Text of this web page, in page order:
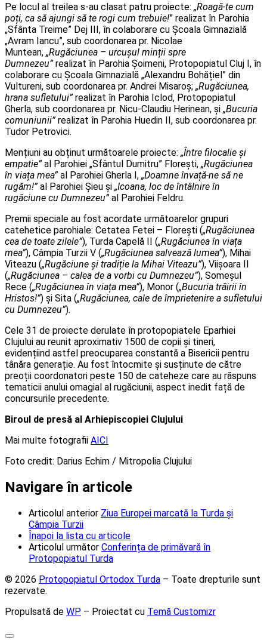
Pe locul al treilea s-au clasat patru proiecte: „Roagă-te cum
poți, ca să ajungi să te rogi cum trebuie!” realizat în Parohia
„Sfânta Treime” Dej III, în colaborare cu Școala Gimnazială
„Avram Iancu”, sub coordonarea pr. Nicolae
Muntean, „Rugăciunea – urcușul minții spre
Dumnezeu”realizat în Parohia Șoimeni, Protopopiatul Cluj I, în
colaborare cu Școala Gimnazială „Alexandru Bohățiel” din
Vultureni, sub coordonarea pr. Andrei Misaroș; „Rugăciunea,
hrana sufletului”realizat în Parohia Iclod, Protopopiatul
Gherla, sub coordonarea pr. Nicu-Claudiu Herinean, și „Bucuria
comuniunii”realizat în Parohia Huedin II, sub coordonarea pr.
Tudor Petrovici.
Mențiuni au obținut următoarele proiecte: „Între filocalie și
empatie”al Parohiei „Sfântul Dumitru” Florești, „Rugăciunea
în viața mea”al Parohiei Gherla I, „Doamne învață-ne să ne
rugăm!”al Parohiei Șieu și „Icoana, loc de întâlnire în
rugăciune cu Dumnezeu”al Parohiei Feldru.
Premii speciale au fost acordate următoarelor grupuri
catehetice parohiale: Cetatea Fetei – Florești („Rugăciunea
cea de toate zilele”), Turda Capelă II („Rugăciunea în viața
mea”), Câmpia Turzii V („Rugăciunea salvează lumea”), Mihai
Viteazu („Rugăciune și tradiție la Mihai Viteazu”), Viișoara II
(„Rugăciunea – calea de a vorbi cu Dumnezeu”), Someșul
Rece („Rugăciunea în viața mea”), Monor („Bucuria trăirii în
Hristos!”) și Sita („Rugăciunea, cale de împrietenire a sufletului
cu Dumnezeu”).
Cele 31 de proiecte derulate în protopopiatele Eparhiei
Clujului au reunit aproximativ 1500 de copii și tineri,
evidențiind astfel preocuparea constantă a Bisericii pentru
tânăra generație. Au fost întocmite și susținute de către
preoții coordonatori peste 150 de cateheze care au răspuns
tematicii anului omagial al rugăciunii, aspect inedit față de
concursurile precedente.
Biroul de presă al Arhiepiscopiei Clujului
Mai multe fotografii AICI
Foto credit: Darius Echim / Mitropolia Clujului
Navigare în articole
Articolul anterior Ziua Europei marcată la Turda și
Câmpia Turzii
Înapoi la lista cu articole
Articolul următor Conferința de primăvară în
Protopopiatul Turda
© 2026 Protopopiatul Ortodox Turda – Toate drepturile sunt
rezervate.
Propulsată de WP – Proiectat cu Temă Customizr